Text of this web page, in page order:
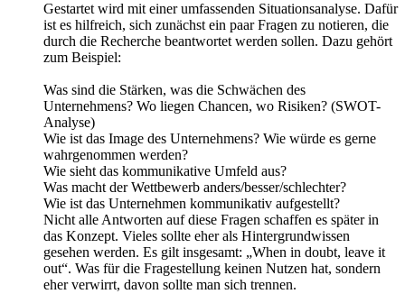
Gestartet wird mit einer umfassenden Situationsanalyse. Dafür
ist es hilfreich, sich zunächst ein paar Fragen zu notieren, die
durch die Recherche beantwortet werden sollen. Dazu gehört
zum Beispiel:
Was sind die Stärken, was die Schwächen des
Unternehmens? Wo liegen Chancen, wo Risiken? (SWOT-
Analyse)
Wie ist das Image des Unternehmens? Wie würde es gerne
wahrgenommen werden?
Wie sieht das kommunikative Umfeld aus?
Was macht der Wettbewerb anders/besser/schlechter?
Wie ist das Unternehmen kommunikativ aufgestellt?
Nicht alle Antworten auf diese Fragen schaffen es später in
das Konzept. Vieles sollte eher als Hintergrundwissen
gesehen werden. Es gilt insgesamt: „When in doubt, leave it
out“. Was für die Fragestellung keinen Nutzen hat, sondern
eher verwirrt, davon sollte man sich trennen.